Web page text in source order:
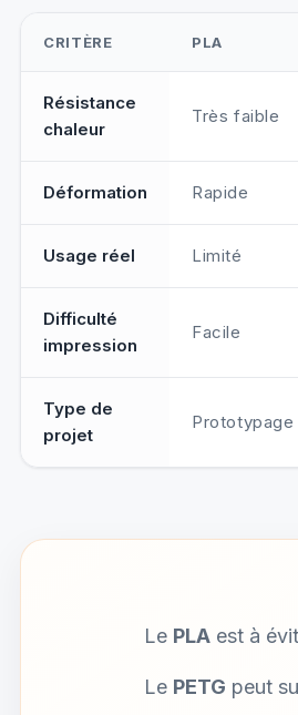
Comparatif tenue à la chaleur
CRITÈRE PLA
Résistance
chaleur
Très faible
Déformation Rapide
Usage réel Limité
Difficulté
impression
Facile
Type de
projet
Le PLAest à
Le PETG peut